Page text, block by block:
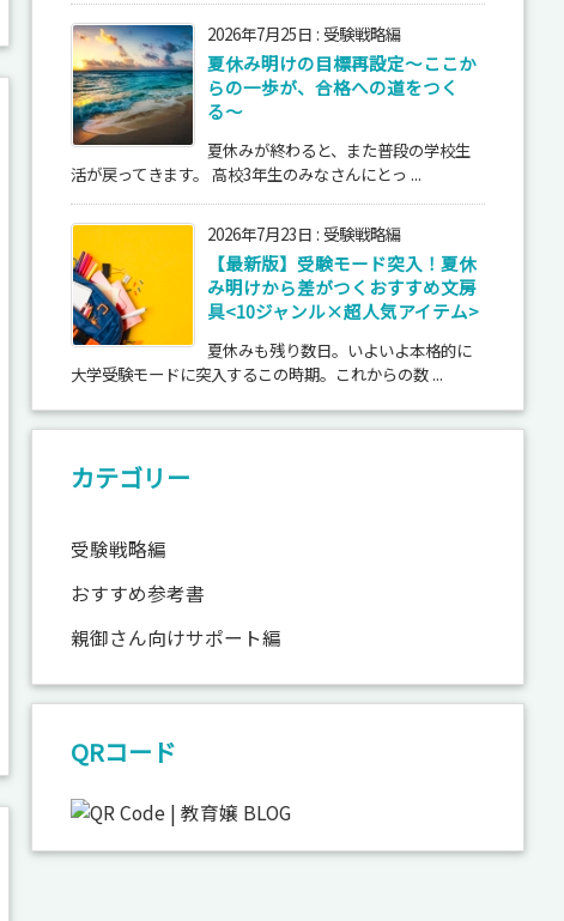
2026年7月25日 : 受験戦略編
夏休み明けの目標再設定〜ここか
らの一歩が、合格への道をつく
る〜
夏休みが終わると、また普段の学校生
活が戻ってきます。 高校3年生のみなさんにとっ ...
2026年7月23日 : 受験戦略編
【最新版】受験モード突入！夏休
み明けから差がつくおすすめ文房
具<10ジャンル×超人気アイテム>
夏休みも残り数日。いよいよ本格的に
大学受験モードに突入するこの時期。これからの数 ...
カテゴリー
受験戦略編
おすすめ参考書
親御さん向けサポート編
QRコード